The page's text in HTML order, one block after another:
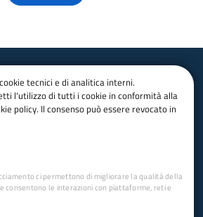
Italiano
252/A
tecnici e di analitica interni.
l'utilizzo di tutti i cookie in conformità alla
policy. Il consenso può essere revocato in
ci permettono di migliorare la qualità della
consentono le interazioni con piattaforme, reti e